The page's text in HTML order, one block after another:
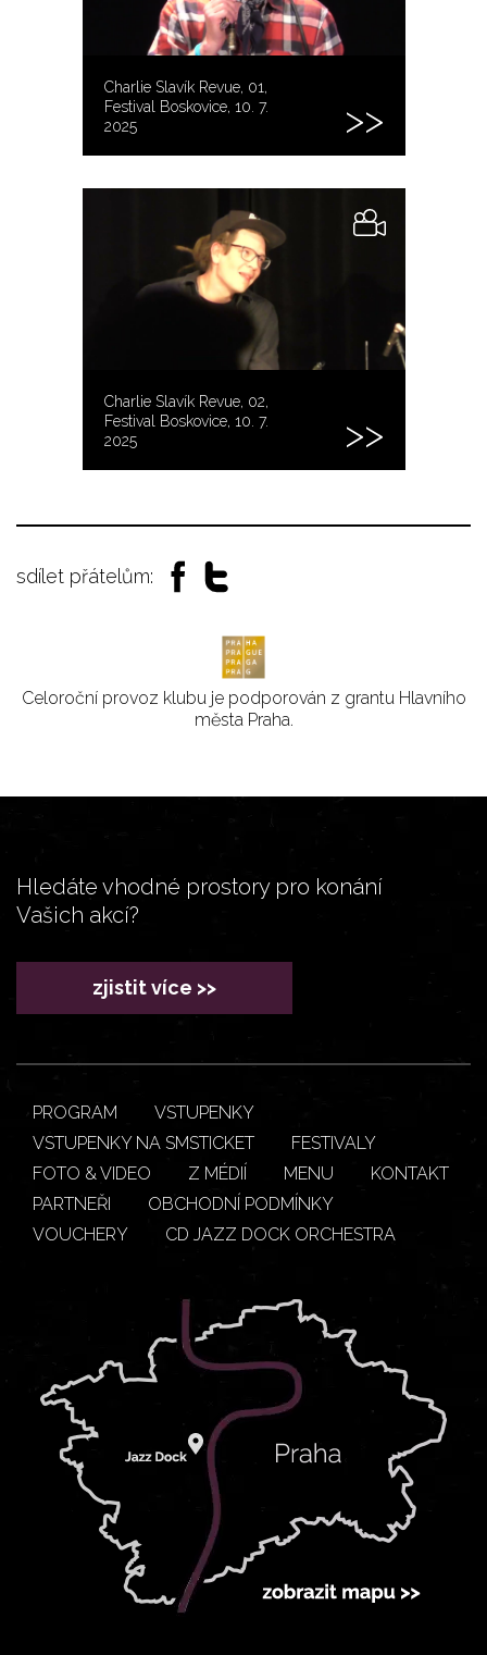
Charlie Slavík Revue, 01,
Festival Boskovice, 10. 7.
2025
Charlie Slavík Revue, 02,
Festival Boskovice, 10. 7.
2025
sdílet přátelům:
Celoroční provoz klubu je podporován z grantu Hlavního
města Praha.
Hledáte vhodné prostory pro konání
Vašich akcí?
zjistit více >>
PROGRAM
VSTUPENKY
VSTUPENKY NA SMSTICKET
FESTIVALY
FOTO & VIDEO
Z MÉDIÍ MENU
KONTAKT
PARTNEŘI
OBCHODNÍ PODMÍNKY
VOUCHERY
CD JAZZ DOCK ORCHESTRA